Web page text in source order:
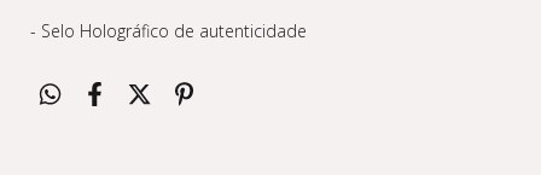
- Selo Holográfico de autenticidade